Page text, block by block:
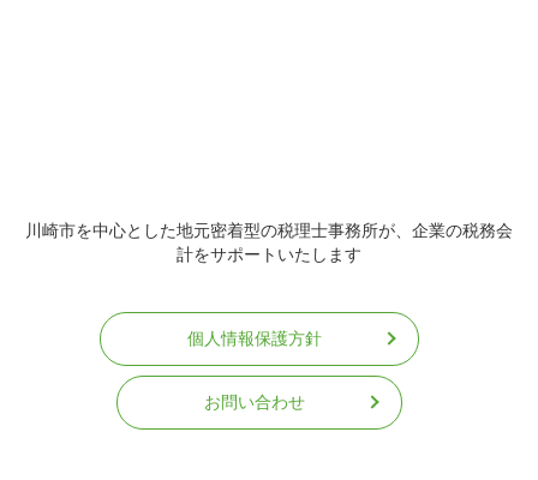
川崎市を中心とした地元密着型の税理士事務所が、企業の税務会
計をサポートいたします
個人情報保護方針
お問い合わせ